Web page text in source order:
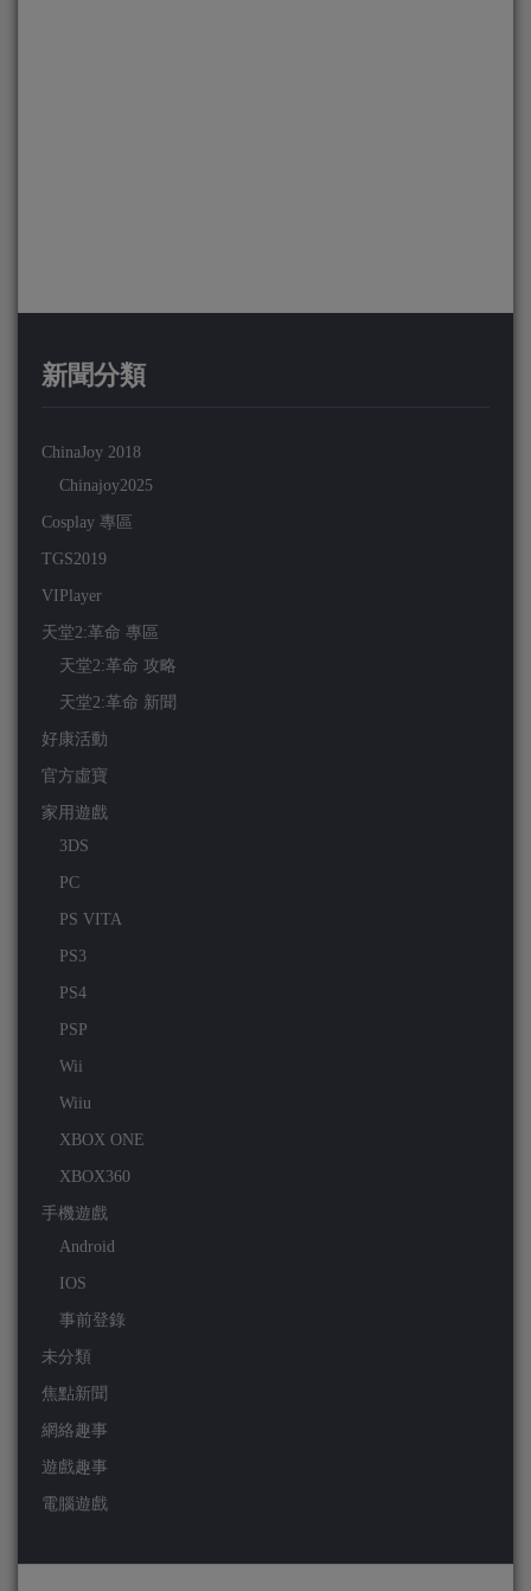
新聞分類
ChinaJoy 2018
Chinajoy2025
Cosplay 專區
TGS2019
VIPlayer
天堂2:革命 專區
天堂2:革命 攻略
天堂2:革命 新聞
好康活動
官方虛寶
家用遊戲
3DS
PC
PS VITA
PS3
PS4
PSP
Wii
Wiiu
XBOX ONE
XBOX360
手機遊戲
Android
IOS
事前登錄
未分類
焦點新聞
網絡趣事
遊戲趣事
電腦遊戲